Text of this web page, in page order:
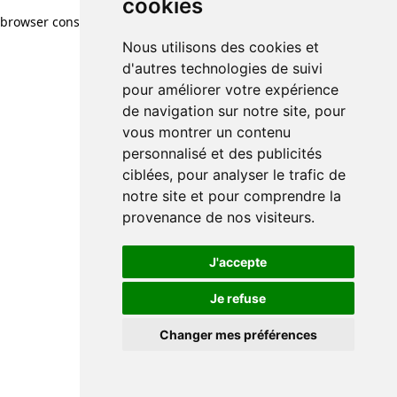
cookies
Nous utilisons des cookies et
d'autres technologies de suivi
pour améliorer votre expérience
de navigation sur notre site, pour
vous montrer un contenu
personnalisé et des publicités
ciblées, pour analyser le trafic de
notre site et pour comprendre la
provenance de nos visiteurs.
J'accepte
Je refuse
Changer mes préférences
browser console for more information)